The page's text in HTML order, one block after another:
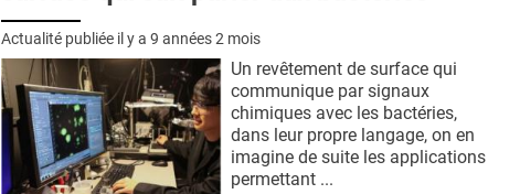
Actualité publiée il y a 9 années 2 mois
Un revêtement de surface qui
communique par signaux
chimiques avec les bactéries,
dans leur propre langage, on en
imagine de suite les applications
permettant ...